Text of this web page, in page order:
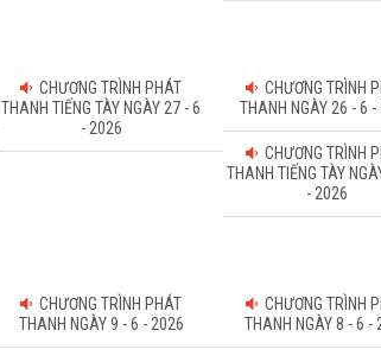
CHƯƠNG TRÌNH PHÁT
THANH TIẾNG TÀY NGÀY 27 - 6
- 2026
CHƯƠNG TRÌNH
THANH NGÀY 26 - 6 -
CHƯƠNG TRÌNH
THANH TIẾNG TÀY
- 2026
CHƯƠNG TRÌNH PHÁT
THANH NGÀY 9 - 6 - 2026
CHƯƠNG TRÌNH
THANH NGÀY 8 - 6 -